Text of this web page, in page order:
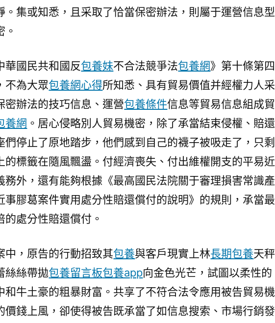
。集或知悉，且采取了恰當保密辦法，則屬于運營信息型
。
華國民共和國反包養妹不合法競爭法包養網》第十條第四
不為大眾包養網心得所知悉、具有貿易價值并經權力人采
密辦法的技巧信息、運營包養條件信息等貿易信息組成貿
養網 。居心侵略別人貿易機密，除了承當結束侵權、賠還
們停止了原地踏步，他們感到自己的襪子被吸走了，只剩
的標籤在隨風飄盪。付經濟喪失、付出維權開支的平易近
務外，還有能夠根據《最高國民法院關于審理損害常識產
事膠葛案件實用處分性賠還償付的說明》的規則，承當最
的處分性賠還償付。
中，原告的行動招致其包養與客戶現實上林長期包養天秤
絲絲帶拋包養留言板包養app向金色光芒，試圖以柔性的
和牛土豪的粗暴財富。共享了不符合法令應用被告貿易機
價錢上風，卻使得被告既承當了如信息搜索、市場行銷發